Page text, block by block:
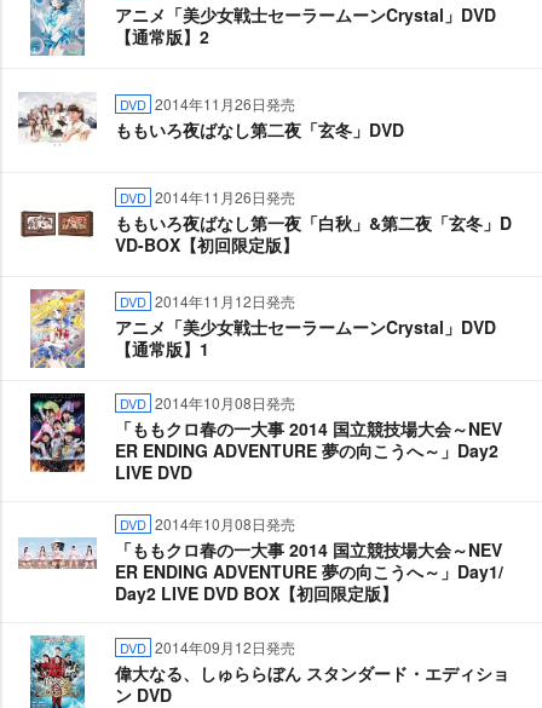
アニメ「美少女戦士セーラームーンCrystal」DVD
【通常版】2
DVD 2014年11月26日発売
ももいろ夜ばなし第二夜「玄冬」DVD
DVD 2014年11月26日発売
ももいろ夜ばなし第一夜「白秋」&第二夜「玄冬」D
VD-BOX【初回限定版】
DVD 2014年11月12日発売
アニメ「美少女戦士セーラームーンCrystal」DVD
【通常版】1
DVD 2014年10月08日発売
「ももクロ春の一大事 2014 国立競技場大会～NEV
ER ENDING ADVENTURE 夢の向こうへ～」Day2
LIVE DVD
DVD 2014年10月08日発売
「ももクロ春の一大事 2014 国立競技場大会～NEV
ER ENDING ADVENTURE 夢の向こうへ～」Day1/
Day2 LIVE DVD BOX【初回限定版】
DVD 2014年09月12日発売
偉大なる、しゅららぼん スタンダード・エディショ
ン DVD